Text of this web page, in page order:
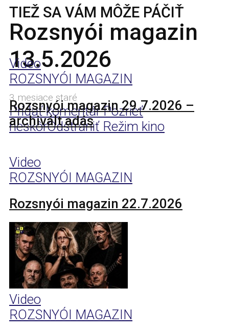
Rozsnyói magazin
13.5.2026
3 mesiace staré
Pridať komentár Pozrieť
neskôrOdstrániť Režim kino
TIEŽ SA VÁM MÔŽE PÁČIŤ
Video
ROZSNYÓI MAGAZIN
Rozsnyói magazin 29.7.2026 –
archivált adás
Video
ROZSNYÓI MAGAZIN
Rozsnyói magazin 22.7.2026
Video
ROZSNYÓI MAGAZIN